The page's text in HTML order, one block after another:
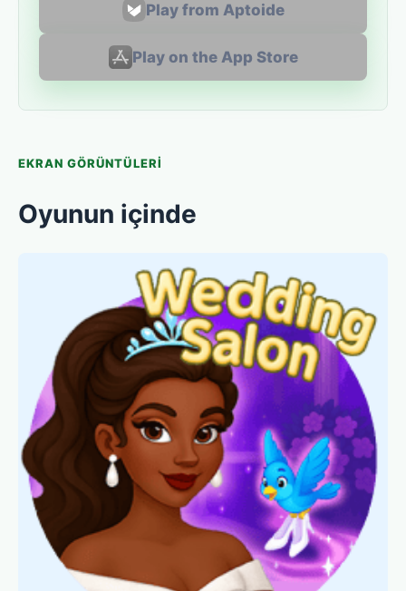
Play from Aptoide
Play on the App Store
EKRAN GÖRÜNTÜLERI
Oyunun içinde